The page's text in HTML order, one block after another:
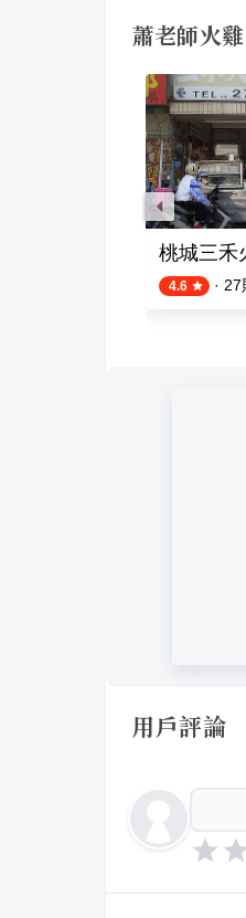
蕭老師火
桃城三禾
4.6 · 27
用戶評論